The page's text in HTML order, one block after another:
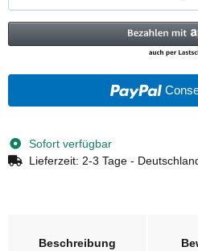
Sofort verfügbar
Lieferzeit: 2-3 Tage -
Beschreibung